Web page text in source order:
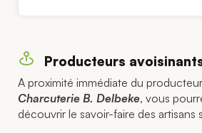
Producteurs
A proximité immédiate du producteur
Charcuterie B. Delbeke, vous
découvrir le savoir-faire des artisans